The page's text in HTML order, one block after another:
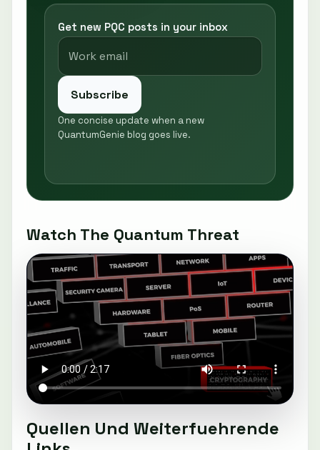
Get new PQC posts in your inbox
Subscribe
One concise update when a new
QuantumGenie blog goes live.
Watch The Quantum Threat
Quellen Und Weiterfuehrende